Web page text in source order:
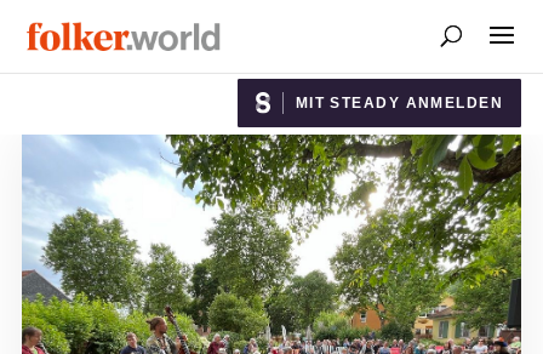
MIT STEADY ANMELDEN